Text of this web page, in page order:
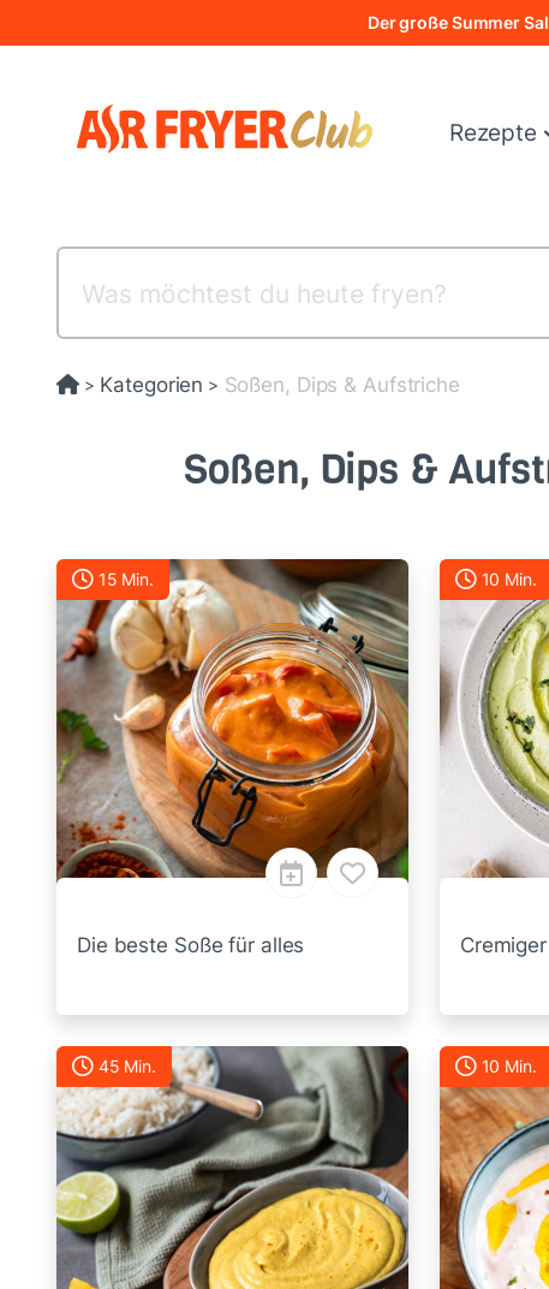
zum
Der große Summer
Rezepte
> Kategorien > Soßen, Dips & Aufstriche
Soßen, Dips &
15 Min.
Die beste Soße für alles
10 Min.
45 Min. 10 Min.